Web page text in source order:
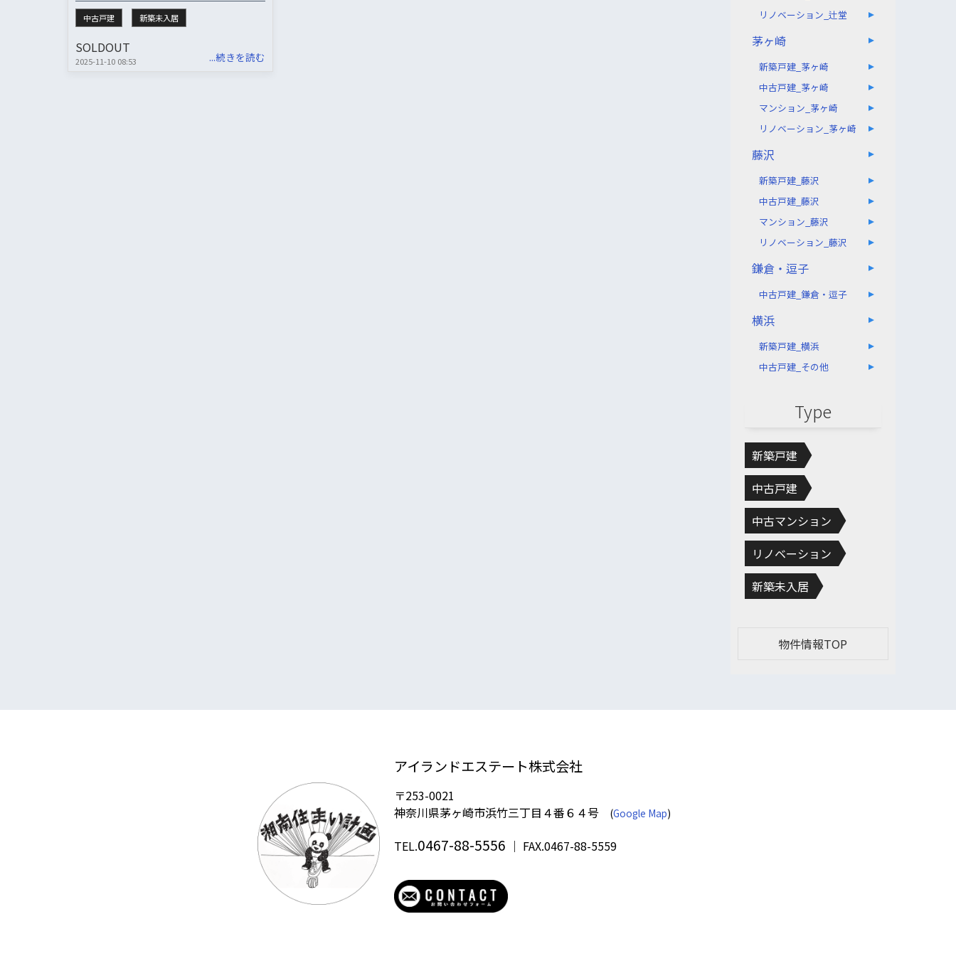
2025-11-10 08:53
中古戸建 新築未入居
SOLDOUT
...続きを読む
リノベーション_辻堂
茅ヶ崎
新築戸建_茅ヶ崎
中古戸建_茅ヶ崎
マンション_茅ヶ崎
リノベーション_茅ヶ崎
藤沢
新築戸建_藤沢
中古戸建_藤沢
マンション_藤沢
リノベーション_藤沢
鎌倉・逗子
中古戸建_鎌倉・逗子
横浜
新築戸建_横浜
中古戸建_その他
Type
新築戸建
中古戸建
中古マンション
リノベーション
新築未入居
物件情報TOP
アイランドエステート株式会社
〒253-0021
神奈川県茅ヶ崎市浜竹三丁目４番６４号 (Google Map)
TEL.0467-88-5556 ｜ FAX.0467-88-5559